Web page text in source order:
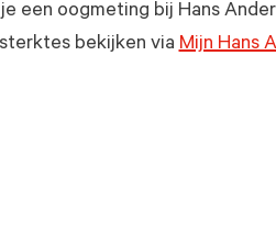
een oogmeting bij Hans
bekijken viaMijn Hans